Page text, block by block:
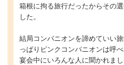
箱根に拘る旅行だったからその
した。
結局コンパニオンを諦めていい
っぱりピンクコンパニオンは呼
宴会中にいろんな人に聞かれまし